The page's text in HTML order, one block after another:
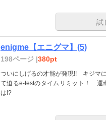
試
enigme【エニグマ】(5)
198ページ |380pt
ついにしげるの才能が発現!! キジマ
て迫るe-testのタイムリミット！ 運
は!?